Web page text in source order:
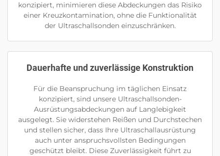
konzipiert, minimieren diese Abdeckungen das Risiko
einer Kreuzkontamination, ohne die Funktionalität
der Ultraschallsonden einzuschränken.
Dauerhafte und zuverlässige Konstruktion
Für die Beanspruchung im täglichen Einsatz
konzipiert, sind unsere Ultraschallsonden-
Ausrüstungsabdeckungen auf Langlebigkeit
ausgelegt. Sie widerstehen Reißen und Durchstechen
und stellen sicher, dass Ihre Ultraschallausrüstung
auch unter anspruchsvollsten Bedingungen
geschützt bleibt. Diese Zuverlässigkeit führt zu